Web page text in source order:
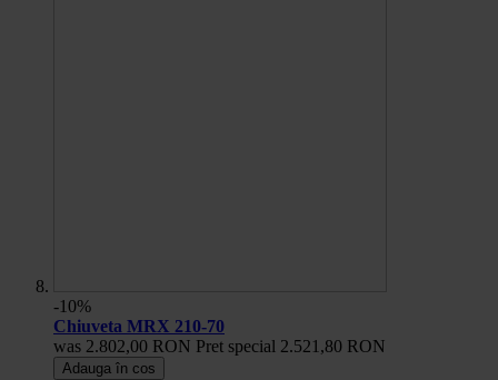
-10%
Chiuveta MRX 210-70
was 2.802,00 RON Pret special 2.521,80 RON
Adauga în cos